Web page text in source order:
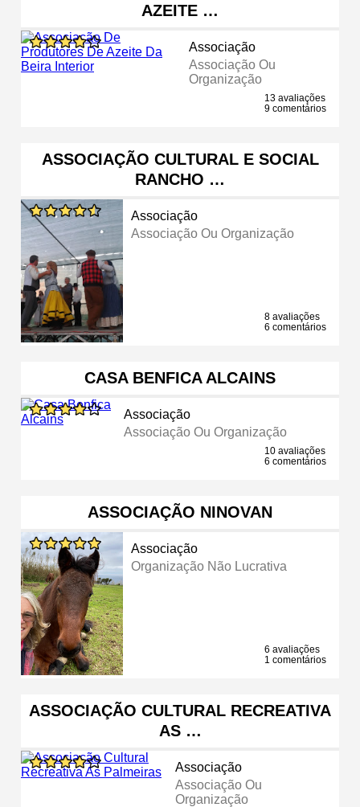
AZEITE …
Associação
Associação Ou
Organização
13 avaliações
9 comentários
ASSOCIAÇÃO CULTURAL E SOCIAL
RANCHO …
Associação
Associação Ou Organização
8 avaliações
6 comentários
CASA BENFICA ALCAINS
Associação
Associação Ou Organização
10 avaliações
6 comentários
ASSOCIAÇÃO NINOVAN
Associação
Organização Não Lucrativa
6 avaliações
1 comentários
ASSOCIAÇÃO CULTURAL RECREATIVA
AS …
Associação
Associação Ou
Organização